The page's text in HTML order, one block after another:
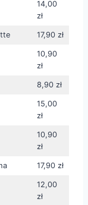
14,00
zł
17,90 zł
10,90
zł
8,90 zł
15,00
zł
10,90
zł
17,90 zł
12,00
zł